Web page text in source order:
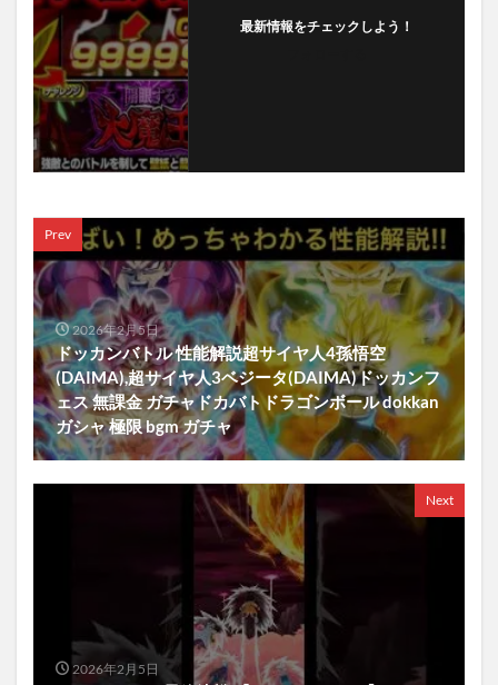
最新情報をチェックしよう！
Prev
2026年2月5日
ドッカンバトル 性能解説超サイヤ人4孫悟空
(DAIMA),超サイヤ人3ベジータ(DAIMA)ドッカンフ
ェス 無課金 ガチャドカバトドラゴンボール dokkan
ガシャ 極限 bgm ガチャ
Next
2026年2月5日